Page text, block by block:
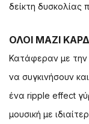
δείκτη δυσκολίας
ΟΛΟΙ ΜΑΖΙ
Κατάφεραν με την
να συγκινήσουν
ένα ripple effect
μουσική με